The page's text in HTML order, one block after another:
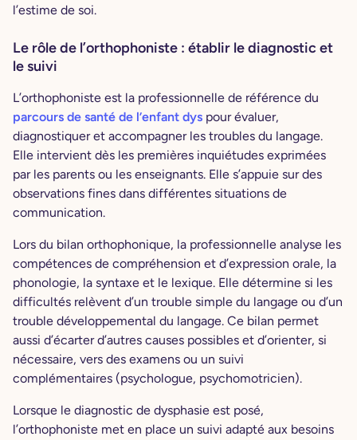
l’estime de soi.
Le rôle de l’orthophoniste : établir le diagnostic et
le suivi
L’orthophoniste est la professionnelle de référence du
parcours de santé de l’enfant dys pour évaluer,
diagnostiquer et accompagner les troubles du langage.
Elle intervient dès les premières inquiétudes exprimées
par les parents ou les enseignants. Elle s’appuie sur des
observations fines dans différentes situations de
communication.
Lors du bilan orthophonique, la professionnelle analyse les
compétences de compréhension et d’expression orale, la
phonologie, la syntaxe et le lexique. Elle détermine si les
difficultés relèvent d’un trouble simple du langage ou d’un
trouble développemental du langage. Ce bilan permet
aussi d’écarter d’autres causes possibles et d’orienter, si
nécessaire, vers des examens ou un suivi
complémentaires (psychologue, psychomotricien).
Lorsque le diagnostic de dysphasie est posé,
l’orthophoniste met en place un suivi adapté aux besoins